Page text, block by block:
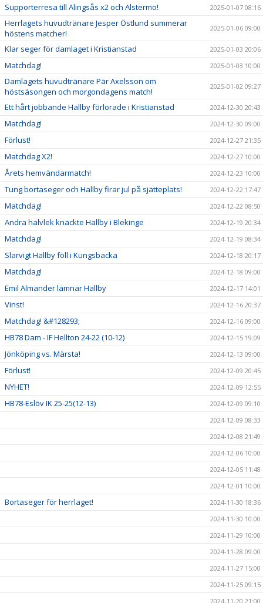
Supporterresa till Alingsås x2 och Alstermo! 2025-01-07 08:16
Herrlagets huvudtränare Jesper Östlund summerar
höstens matcher!
2025-01-06 09:00
Klar seger för damlaget i Kristianstad 2025-01-03 20:06
Matchdag! 2025-01-03 10:00
Damlagets huvudtränare Pär Axelsson om
höstsäsongen och morgondagens match!
2025-01-02 09:27
Ett hårt jobbande Hallby förlorade i Kristianstad 2024-12-30 20:43
Matchdag! 2024-12-30 09:00
Förlust! 2024-12-27 21:35
Matchdag X2! 2024-12-27 10:00
Årets hemvändarmatch! 2024-12-23 10:00
Tung bortaseger och Hallby firar jul på sjätteplats! 2024-12-22 17:47
Matchdag! 2024-12-22 08:50
Andra halvlek knäckte Hallby i Blekinge 2024-12-19 20:34
Matchdag! 2024-12-19 08:34
Slarvigt Hallby föll i Kungsbacka 2024-12-18 20:17
Matchdag! 2024-12-18 09:00
Emil Almander lämnar Hallby 2024-12-17 14:01
Vinst! 2024-12-16 20:37
Matchdag! &#128293; 2024-12-16 09:00
HB78 Dam - IF Hellton 24-22 (10-12) 2024-12-15 19:09
Jönköping vs. Märsta! 2024-12-13 09:00
Förlust! 2024-12-09 20:45
NYHET! 2024-12-09 12:55
HB78-Eslöv IK 25-25(12-13)
2024-12-09 09:10
2024-12-09 08:33
2024-12-08 21:49
2024-12-06 10:00
2024-12-05 11:48
2024-12-01 10:00
Bortaseger för herrlaget!
2024-11-30 18:36
2024-11-30 10:00
2024-11-29 10:00
2024-11-28 09:00
2024-11-27 15:00
2024-11-25 09:15
2024-11-20 21:00